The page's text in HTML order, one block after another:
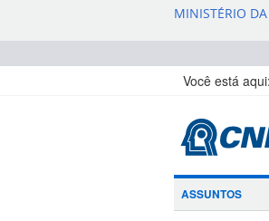
MINISTÉRIO
Você está aqui:
ASSUNTOS